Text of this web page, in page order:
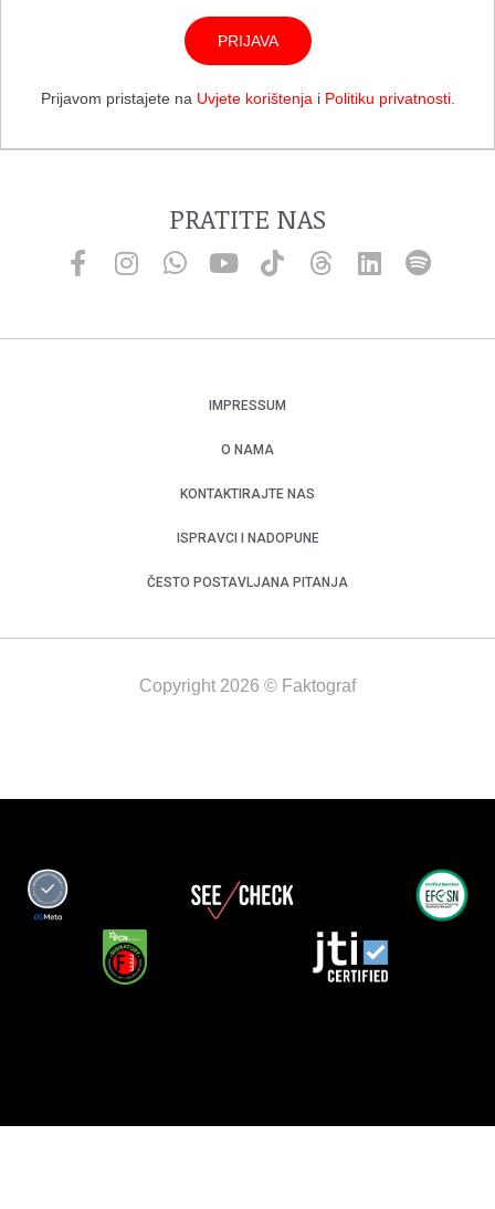
PRIJAVA
Prijavom pristajete na Uvjete korištenja i Politiku privatnosti.
PRATITE NAS
IMPRESSUM
O NAMA
KONTAKTIRAJTE NAS
ISPRAVCI I NADOPUNE
ČESTO POSTAVLJANA PITANJA
Copyright 2026 © Faktograf